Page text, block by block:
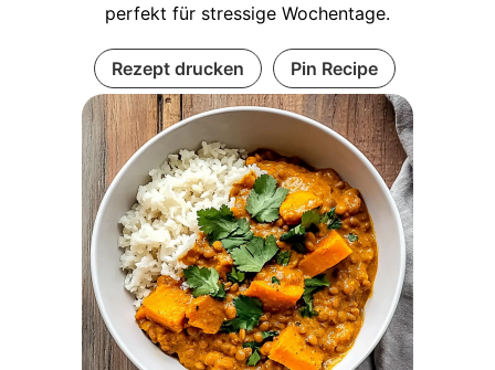
perfekt für stressige Wochentage.
Rezept drucken Pin Recipe